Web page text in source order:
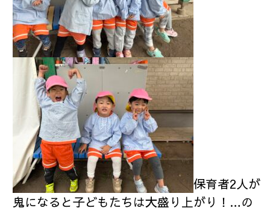
保育者2人が
鬼になると子どもたちは大盛り上がり！…の